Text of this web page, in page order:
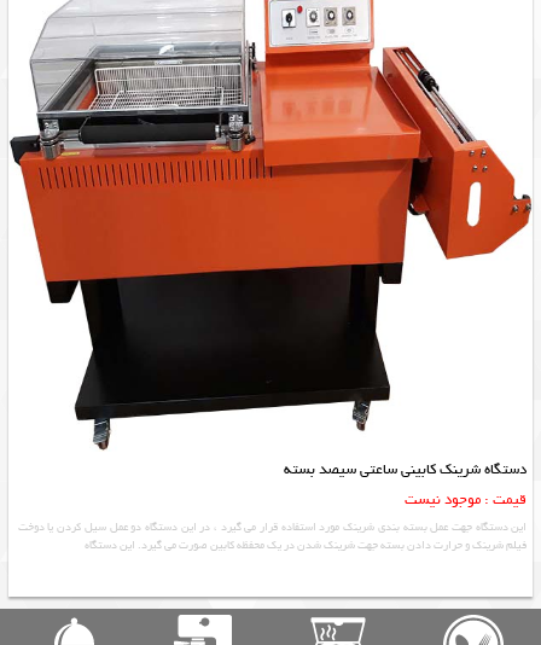
دستگاه شرینک کابینی ساعتی سیصد بسته
قیمت : موجود نیست
این دستگاه جهت عمل بسته بندی شرینک مورد استفاده قرار می گیرد ، در این دستگاه دو عمل سیل کردن یا دوخت
فیلم شرینک و حرارت دادن بسته جهت شرینک شدن در یک محفظه کابین صورت می گیرد. این دستگاه